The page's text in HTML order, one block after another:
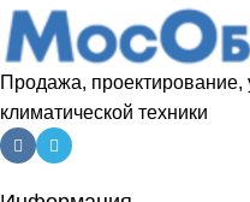
Продажа, проектирование,
климатической техники